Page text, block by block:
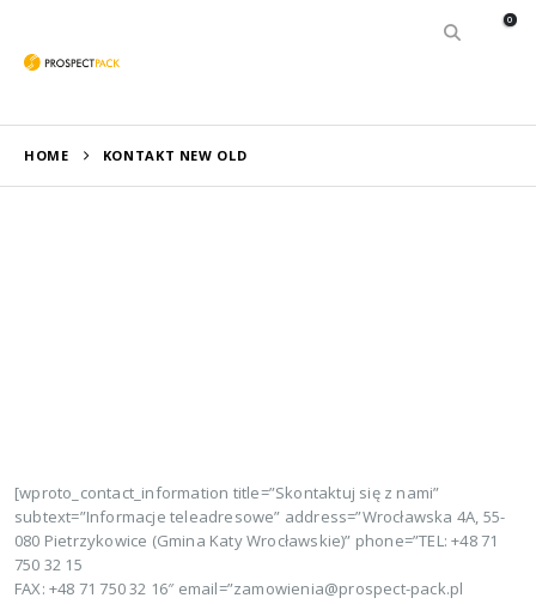
0
HOME KONTAKT NEW OLD
[wproto_contact_information title=”Skontaktuj się z nami”
subtext=”Informacje teleadresowe” address=”Wrocławska 4A, 55-
080 Pietrzykowice (Gmina Katy Wrocławskie)” phone=”TEL: +48 71
750 32 15
FAX: +48 71 750 32 16″ email=”zamowienia@prospect-pack.pl